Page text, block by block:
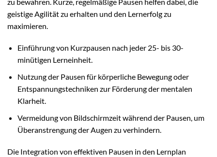
geistige Agilität zu erhalten und den Lernerfolg zu
maximieren.
Einführung von Kurzpausen nach jeder 25- bis 30-
minütigen Lerneinheit.
Nutzung der Pausen für körperliche Bewegung oder
Entspannungstechniken zur Förderung der mentalen
Klarheit.
Vermeidung von Bildschirmzeit während der Pausen, um
Überanstrengung der Augen zu verhindern.
Die Integration von effektiven Pausen in den Lernplan